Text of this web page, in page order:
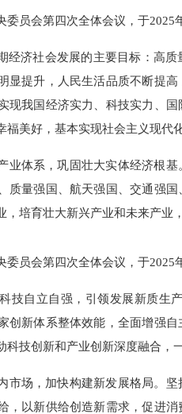
委员会第四次全体会议，于
经济社会发展的主要目标：高
显提升，人民生活品质不断提
现我国经济实力、科技实力、
美好，基本实现社会主义现代化
业体系，巩固壮大实体经济根
质量强国、航天强国、交通强
，培育壮大新兴产业和未来产业
委员会第四次全体会议，于
技自立自强，引领发展新质生
创新体系整体效能，全面增强
科技创新和产业创新深度融合，
市场，加快构建新发展格局。
，以新供给创造新需求，促进